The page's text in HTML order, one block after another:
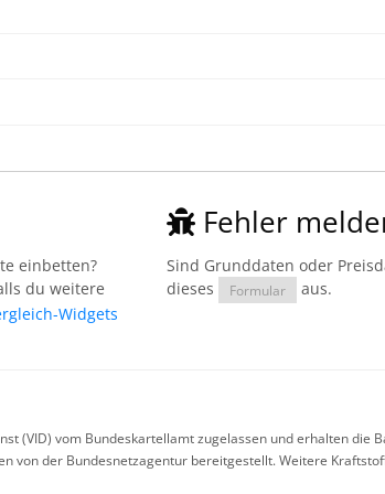
einbetten?
du weitere
Widgets
Fehler
Sind Grunddaten oder
dieses
Formular aus.
(VID) vom Bundeskartellamt zugelassen und erhalten die
von der Bundesnetzagentur bereitgestellt. Weitere